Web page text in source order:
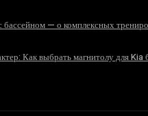
— о комплексных
Как выбрать магнитолу для Kia